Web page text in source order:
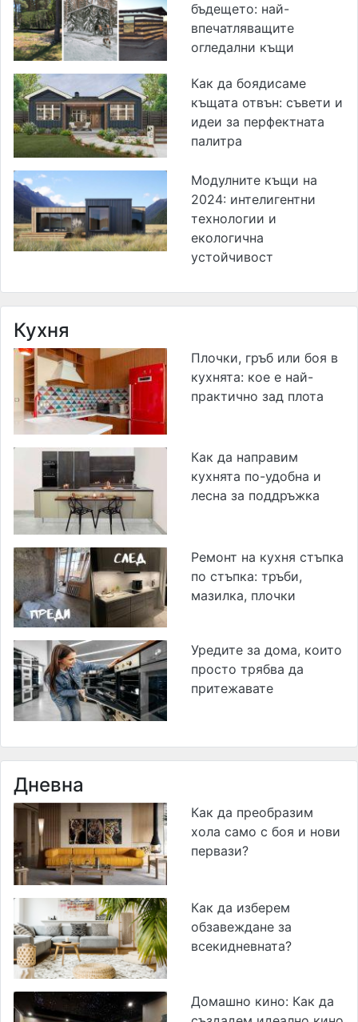
бъдещето: най-
впечатляващите
огледални къщи
Как да боядисаме
къщата отвън: съвети и
идеи за перфектната
палитра
Модулните къщи на
2024: интелигентни
технологии и
екологична
устойчивост
Кухня
Плочки, гръб или боя в
кухнята: кое е най-
практично зад плота
Как да направим
кухнята по-удобна и
лесна за поддръжка
Ремонт на кухня стъпка
по стъпка: тръби,
мазилка, плочки
Уредите за дома, които
просто трябва да
притежавате
Дневна
Как да преобразим
хола само с боя и нови
первази?
Как да изберем
обзавеждане за
всекидневната?
Домашно кино: Как да